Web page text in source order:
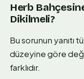
Herb
Dikilmeli?
Bu sorunun yanıtı
düzeyine göre
farklıdır.